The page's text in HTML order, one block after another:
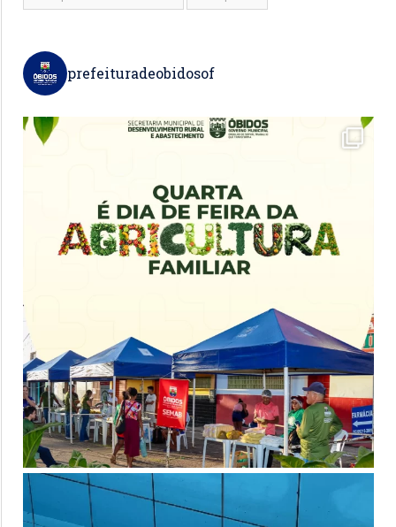
prefeituradeobidosof